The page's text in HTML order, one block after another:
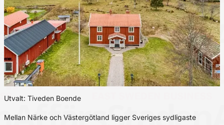
Utvalt: Tiveden Boende
Mellan Närke och Västergötland ligger Sveriges sydligaste